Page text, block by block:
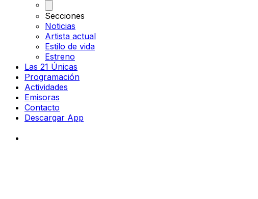
Secciones
Noticias
Artista actual
Estilo de vida
Estreno
Las 21 Únicas
Programación
Actividades
Emisoras
Contacto
Descargar App